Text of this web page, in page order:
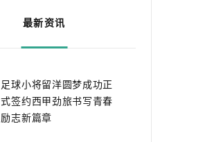
最新资讯
足球小将留洋圆梦成功正
式签约西甲劲旅书写青春
励志新篇章